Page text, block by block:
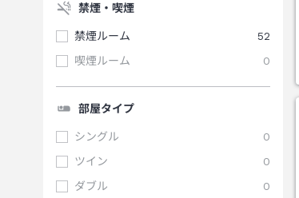
禁煙・喫煙
禁煙ルーム
52
喫煙ルーム
0
部屋タイプ
シングル
0
ツイン
0
ダブル
0